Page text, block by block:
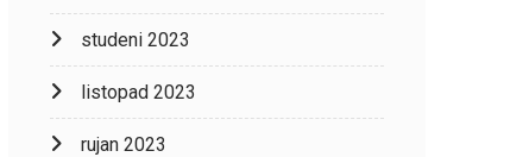
studeni 2023
listopad 2023
rujan 2023